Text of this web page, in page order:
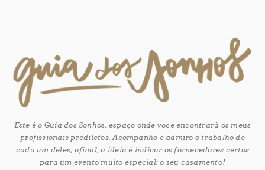
Este é o Guia dos Sonhos, espaço onde você encontrará os meus
profissionais prediletos. Acompanho e admiro o trabalho de
cada um deles, afinal, a ideia é indicar os fornecedores certos
para um evento muito especial: o seu casamento!